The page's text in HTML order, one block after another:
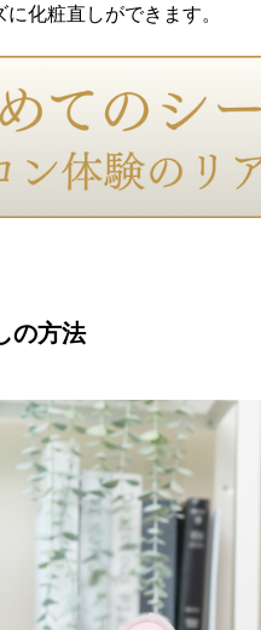
化粧直しができます。
の方法